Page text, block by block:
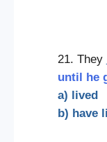
21. They
until he
a) lived
b) have